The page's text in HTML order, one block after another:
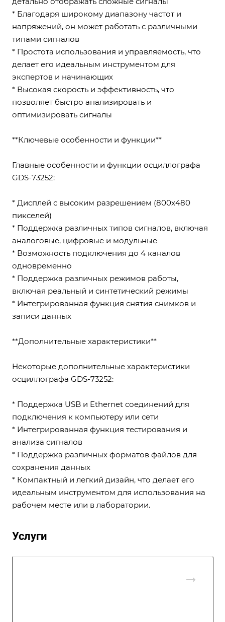
* Благодаря широкому диапазону частот и
напряжений, он может работать с различными
типами сигналов
* Простота использования и управляемость, что
делает его идеальным инструментом для
экспертов и начинающих
* Высокая скорость и эффективность, что
позволяет быстро анализировать и
оптимизировать сигналы
**Ключевые особенности и функции**
Главные особенности и функции осциллографа
GDS-73252:
* Дисплей с высоким разрешением (800x480
пикселей)
* Поддержка различных типов сигналов, включая
аналоговые, цифровые и модульные
* Возможность подключения до 4 каналов
одновременно
* Поддержка различных режимов работы,
включая реальный и синтетический режимы
* Интегрированная функция снятия снимков и
записи данных
**Дополнительные характеристики**
Некоторые дополнительные характеристики
осциллографа GDS-73252:
* Поддержка USB и Ethernet соединений для
подключения к компьютеру или сети
* Интегрированная функция тестирования и
анализа сигналов
* Поддержка различных форматов файлов для
сохранения данных
* Компактный и легкий дизайн, что делает его
идеальным инструментом для использования на
рабочем месте или в лаборатории.
Услуги